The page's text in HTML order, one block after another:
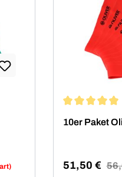
10er Paket
51,50 €